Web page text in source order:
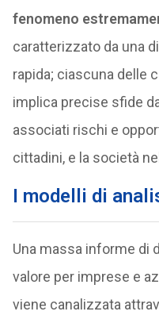
fenomeno
caratterizzato da una
rapida; ciascuna delle
implica precise sfide
associati rischi e
cittadini, e la società
I modelli di
Una massa informe di
valore per imprese e
viene canalizzata